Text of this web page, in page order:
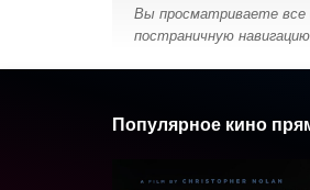
Вы просматриваете все
постраничную
Популярное кино